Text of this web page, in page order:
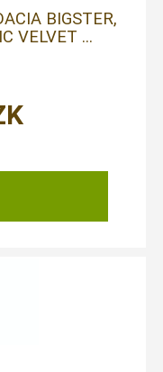
BIGSTER,
VELVET ...